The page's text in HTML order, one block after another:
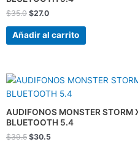
$35.0 $27.0
Añadir al carrito
AUDIFONOS MONSTER STORM
BLUETOOTH 5.4
$39.5
El
original
era:
$39.5.
$30.5
El
actual
es:
$30.5.